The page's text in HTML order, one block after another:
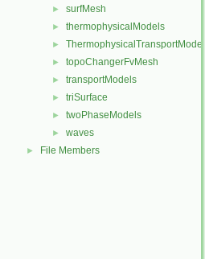
► surfMesh
► thermophysicalModels
► ThermophysicalTransportModels
► topoChangerFvMesh
► transportModels
► triSurface
► twoPhaseModels
► waves
► File Members